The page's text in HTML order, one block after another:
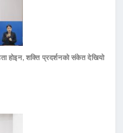
होइन, शक्ति प्रदर्शनको संकेत देखियो